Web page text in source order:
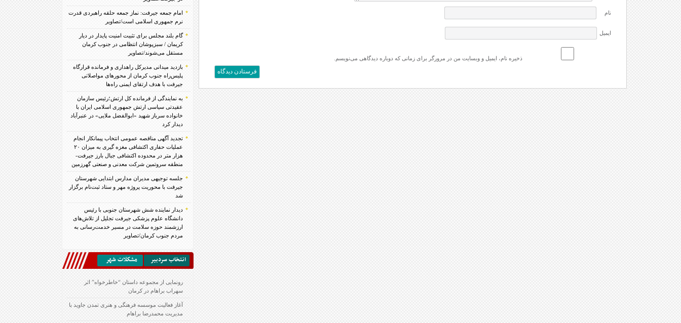
نام
ایمیل
ذخیره نام، ایمیل و وبسایت من در مرورگر برای زمانی که دوباره دیدگاهی می‌نویسم.
امام جمعه جیرفت: نماز جمعه حلقه راهبردی قدرت
نرم جمهوری اسلامی است/تصاویر
گام بلند مجلس برای تثبیت امنیت پایدار در دیار
کریمان / سبزپوشان انتظامی در جنوب کرمان
مستقل می‌شوند/تصاویر
بازدید میدانی مدیرکل راهداری و فرمانده قرارگاه
پلیس‌راه جنوب کرمان از محورهای مواصلاتی
جیرفت با هدف ارتقای ایمنی راه‌ها
به نمایندگی از فرمانده کل ارتش؛رئیس سازمان
عقیدتی سیاسی ارتش جمهوری اسلامی ایران با
خانواده سرباز شهید «ابوالفضل ملایی» در عنبرآباد
دیدار کرد
تجدید آگهی مناقصه عمومی انتخاب پیمانکار انجام
عملیات حفاری اکتشافی مغزه گیری به میزان ۲۰
هزار متر در محدوده اکتشافی جبال بارز جیرفت-
منطقه سروتمین شرکت معدنی و صنعتی گهرزمین
جلسه توجیهی مدیران مدارس ابتدایی شهرستان
جیرفت با محوریت پروژه مهر و ستاد ثبت‌نام برگزار
شد
دیدار نماینده شش شهرستان جنوبی با رئیس
دانشگاه علوم پزشکی جیرفت تجلیل از تلاش‌های
ارزشمند حوزه سلامت در مسیر خدمت‌رسانی به
مردم جنوب کرمان/تصاویر
انتخاب سردبير مشكلات شهر
رونمایی از مجموعه داستان “خاطرخواه” اثر
سهراب براهام در کرمان
آغاز فعالیت موسسه فرهنگی و هنری تمدن جاوید با
مدیریت محمدرضا براهام